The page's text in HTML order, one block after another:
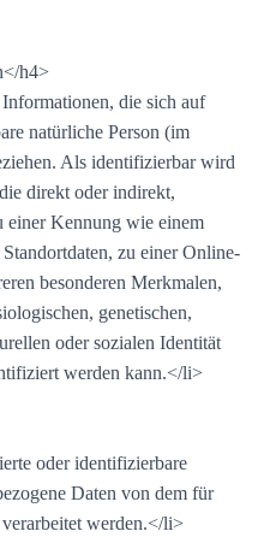
h4>
die sich auf
natürliche Person (im
Als identifizierbar wird
direkt oder indirekt,
einer Kennung wie einem
zu einer Online-
besonderen Merkmalen,
genetischen,
oder sozialen Identität
werden kann.</li>
oder identifizierbare
Daten von dem für
werden.</li>